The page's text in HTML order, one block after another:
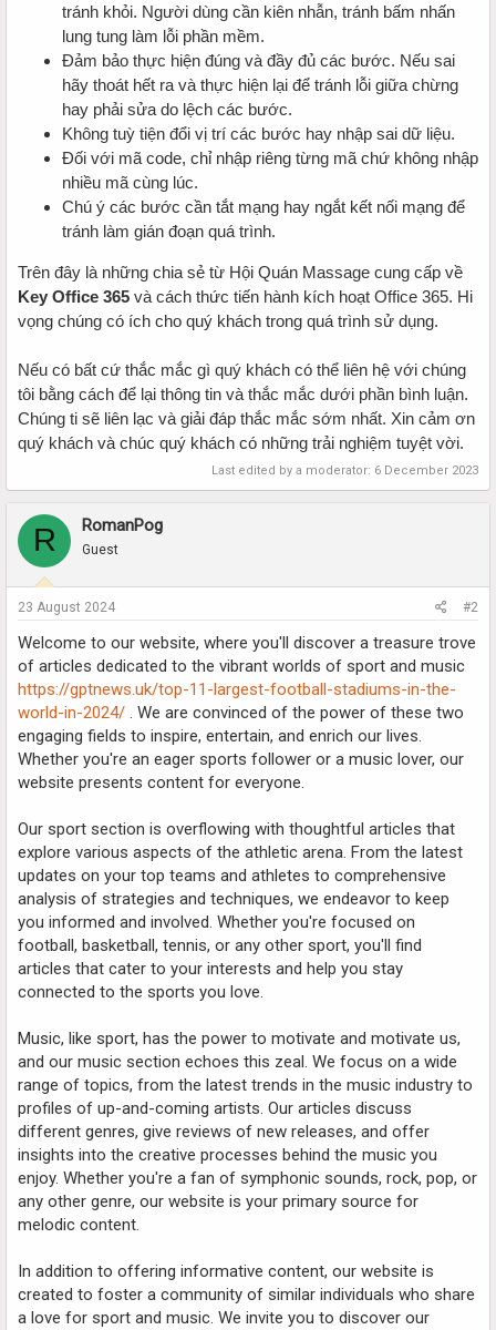
tránh khỏi. Người dùng cần kiên nhẫn, tránh bấm nhấn
lung tung làm lỗi phần mềm.
Đảm bảo thực hiện đúng và đầy đủ các bước. Nếu sai
hãy thoát hết ra và thực hiện lại để tránh lỗi giữa chừng
hay phải sửa do lệch các bước.
Không tuỳ tiện đổi vị trí các bước hay nhập sai dữ liệu.
Đối với mã code, chỉ nhập riêng từng mã chứ không nhập
nhiều mã cùng lúc.
Chú ý các bước cần tắt mạng hay ngắt kết nối mạng để
tránh làm gián đoạn quá trình.
Trên đây là những chia sẻ từ Hội Quán Massage cung cấp về
Key Office 365 và cách thức tiến hành kích hoạt Office 365. Hi
vọng chúng có ích cho quý khách trong quá trình sử dụng.
Nếu có bất cứ thắc mắc gì quý khách có thể liên hệ với chúng
tôi bằng cách để lại thông tin và thắc mắc dưới phần bình luận.
Chúng ti sẽ liên lạc và giải đáp thắc mắc sớm nhất. Xin cảm ơn
quý khách và chúc quý khách có những trải nghiệm tuyệt vời.
Last edited by a moderator: 6 December 2023
R RomanPog
Guest
23 August 2024 #2
Welcome to our website, where you'll discover a treasure trove
of articles dedicated to the vibrant worlds of sport and music
https://gptnews.uk/top-11-largest-football-stadiums-in-the-
world-in-2024/ . We are convinced of the power of these two
engaging fields to inspire, entertain, and enrich our lives.
Whether you're an eager sports follower or a music lover, our
website presents content for everyone.
Our sport section is overflowing with thoughtful articles that
explore various aspects of the athletic arena. From the latest
updates on your top teams and athletes to comprehensive
analysis of strategies and techniques, we endeavor to keep
you informed and involved. Whether you're focused on
football, basketball, tennis, or any other sport, you'll find
articles that cater to your interests and help you stay
connected to the sports you love.
Music, like sport, has the power to motivate and motivate us,
and our music section echoes this zeal. We focus on a wide
range of topics, from the latest trends in the music industry to
profiles of up-and-coming artists. Our articles discuss
different genres, give reviews of new releases, and offer
insights into the creative processes behind the music you
enjoy. Whether you're a fan of symphonic sounds, rock, pop, or
any other genre, our website is your primary source for
melodic content.
In addition to offering informative content, our website is
created to foster a community of similar individuals who share
a love for sport and music. We invite you to discover our